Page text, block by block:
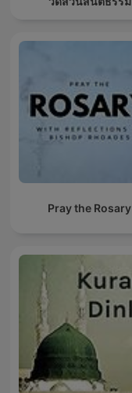
Pray the Rosary